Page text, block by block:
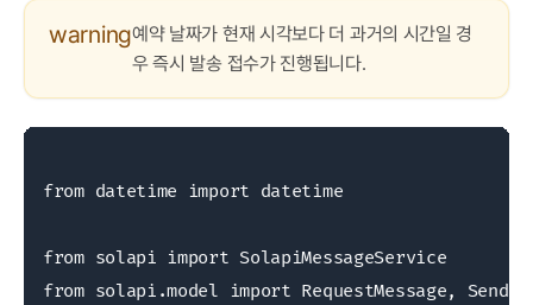
warning예약 날짜가 현재 시각보다 더 과거의 시간일 경
우 즉시 발송 접수가 진행됩니다.
from datetime import datetime
from solapi import SolapiMessageService
from solapi.model import RequestMessage,